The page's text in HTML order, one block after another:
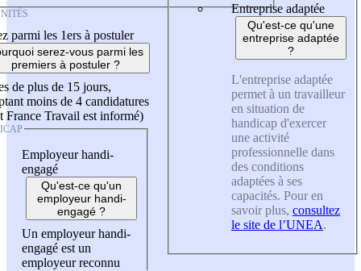
parmi les 1ers à postuler
serez-vous parmi les
premiers à postuler ?
de plus de 15 jours,
moins de 4 candidatures
France Travail est informé)
Employeur handi-
engagé
Qu'est-ce qu'un
employeur handi-
engagé ?
Un employeur handi-
engagé est un
employeur reconnu
Entreprise adaptée
Qu'est-ce qu'une
entreprise adaptée
?
L'entreprise adaptée
permet à un travailleur
en situation de
handicap d'exercer
une activité
professionnelle dans
des conditions
adaptées à ses
capacités. Pour en
savoir plus, consultez
le site de l’UNEA.